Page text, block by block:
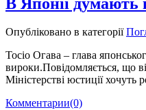
Опубліковано в категорії
Тосіо Огава – глава
вироки.Повідомляється, що
Міністерстві юстиції
Комментарии(0)